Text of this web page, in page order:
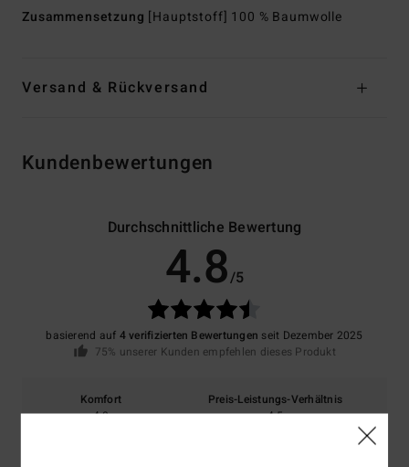
Zusammensetzung [Hauptstoff] 100 % Baumwolle
Versand & Rückversand
Kundenbewertungen
Durchschnittliche Bewertung
4.8/5
basierend auf 4 verifizierten Bewertungen seit Dezember 2025
75% unserer Kunden empfehlen dieses Produkt
Komfort
4.8
Preis-Leistungs-Verhältnis
4.5